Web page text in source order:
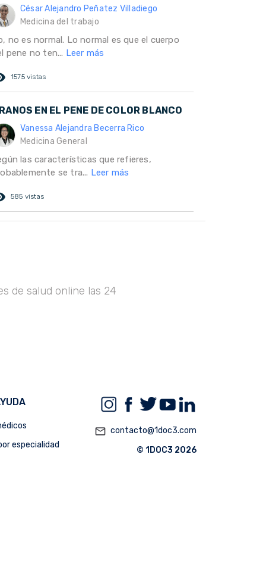
César Alejandro Peñatez Villadiego
Medicina del trabajo
no es normal. Lo normal es que el cuerpo
pene no ten... Leer más
1575 vistas
EN EL PENE DE COLOR BLANCO
Vanessa Alejandra Becerra Rico
Medicina General
las características que refieres,
se tra... Leer más
585 vistas
de salud online las 24
especialidad
mail_outline contacto@1doc3.com
© 1DOC3 2026